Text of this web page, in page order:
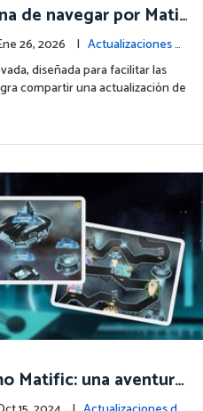
de navegar por Matif
26, 2026 | Actualizaciones d
diseñada para facilitar las
compartir una actualización de
Matific: una aventura